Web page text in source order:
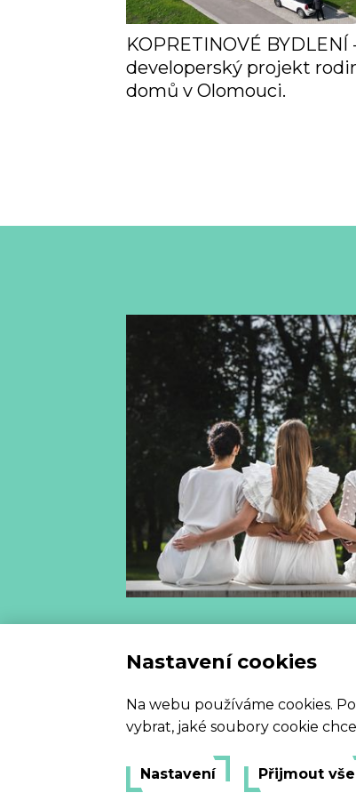
Nastavení cookies
Na webu používáme cookies.
vybrat, jaké soubory cookie
Nastavení Přijmout vše
KOPRETINOVÉ BYDLENÍ
developerský projekt
domů v Olomouci.